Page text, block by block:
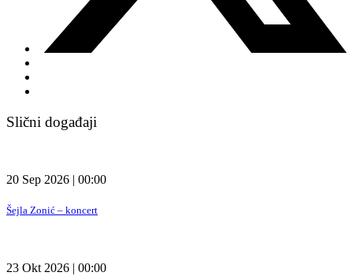
Slični događaji
20 Sep 2026 | 00:00
Šejla Zonić – koncert
23 Okt 2026 | 00:00